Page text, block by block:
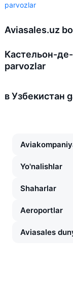
parvozlar
Aviasales.uz
Кастельон-
parvozlar
в Узбекистан
Yo'nalishlar
Shaharlar
Aeroportlar
Aviasales